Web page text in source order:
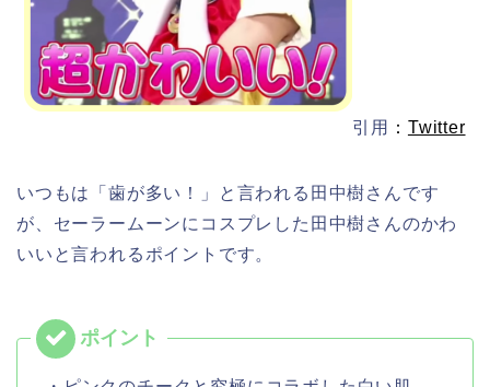
引用 ： Twitter
いつもは「歯が多い！」と言われる田中樹さんです
が、セーラームーンにコスプレした田中樹さんのかわ
いいと言われるポイントです。